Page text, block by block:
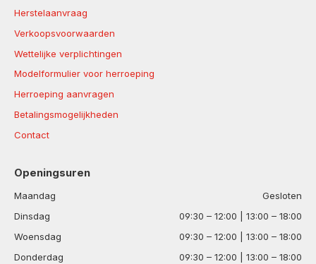
Herstelaanvraag
Verkoopsvoorwaarden
Wettelijke verplichtingen
Modelformulier voor herroeping
Herroeping aanvragen
Betalingsmogelijkheden
Contact
Openingsuren
Maandag
Gesloten
Dinsdag
09:30 – 12:00 | 13:00 – 18:00
Woensdag
09:30 – 12:00 | 13:00 – 18:00
Donderdag
09:30 – 12:00 | 13:00 – 18:00